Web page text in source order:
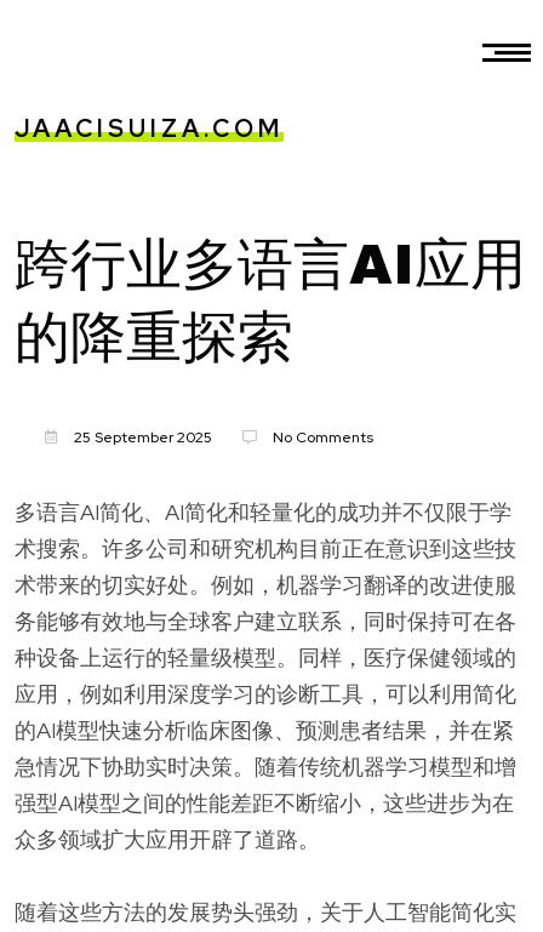
JAACISUIZA.COM
跨行业多语言AI应用
的降重探索
25 September 2025 No Comments
多语言AI简化、AI简化和轻量化的成功并不仅限于学
术搜索。许多公司和研究机构目前正在意识到这些技
术带来的切实好处。例如，机器学习翻译的改进使服
务能够有效地与全球客户建立联系，同时保持可在各
种设备上运行的轻量级模型。同样，医疗保健领域的
应用，例如利用深度学习的诊断工具，可以利用简化
的AI模型快速分析临床图像、预测患者结果，并在紧
急情况下协助实时决策。随着传统机器学习模型和增
强型AI模型之间的性能差距不断缩小，这些进步为在
众多领域扩大应用开辟了道路。
随着这些方法的发展势头强劲，关于人工智能简化实